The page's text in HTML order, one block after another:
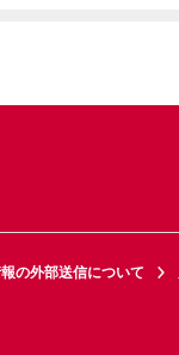
の外部送信について